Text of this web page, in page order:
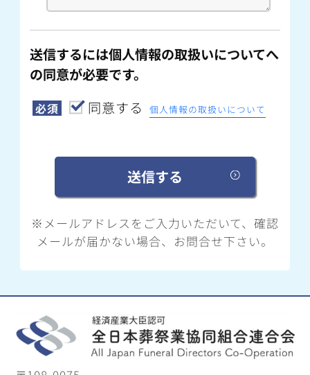
送信するには個人情報の取扱いについてへ
の同意が必要です。
必須 同意する 個人情報の取扱いについて
※メールアドレスをご入力いただいて、確認
メールが届かない場合、お問合せ下さい。